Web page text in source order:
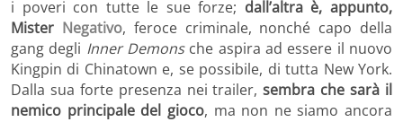
i poveri con tutte le sue forze; dall’altra è, appunto,
Mister Negativo, feroce criminale, nonché capo della
gang degli Inner Demonsche aspira ad essere il nuovo
Kingpin di Chinatown e, se possibile, di tutta New York.
Dalla sua forte presenza nei trailer,sembra che sarà il
nemico principale del gioco, ma non ne siamo ancora